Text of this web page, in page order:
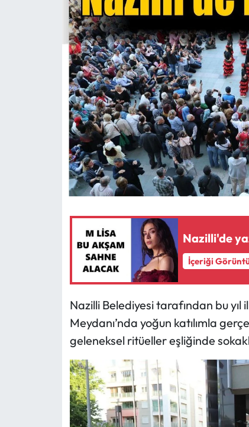
Nazilli'de
İçeriği
Nazilli Belediyesi tarafından bu
Meydanı’nda yoğun katılımla
geleneksel ritüeller eşliğinde
MAGAZİN
SAĞLIK
SİYASET
TURİZM
RESMİ İLANLAR
HABER İLAN